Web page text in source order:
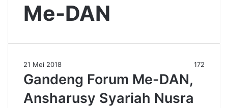
Me-DAN
21 Mei 2018 172
Gandeng Forum Me-DAN,
Ansharusy Syariah Nusra